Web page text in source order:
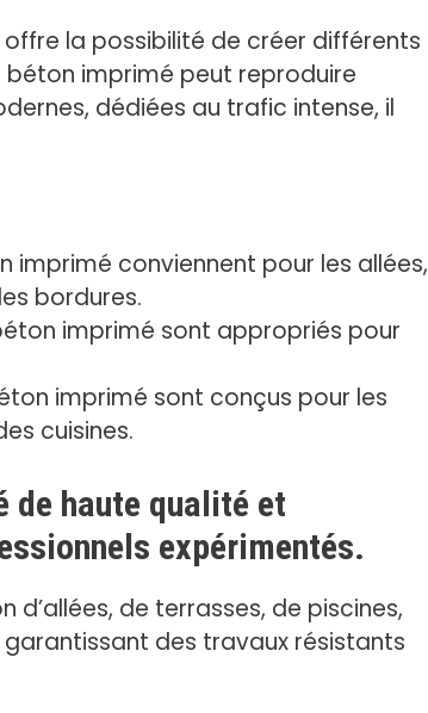
offre la possibilité de créer différents
béton imprimé peut reproduire
dédiées au trafic intense, il
imprimé conviennent pour les allées,
bordures.
imprimé sont appropriés pour
imprimé sont conçus pour les
cuisines.
de haute qualité et
expérimentés.
d’allées, de terrasses, de piscines,
des travaux résistants